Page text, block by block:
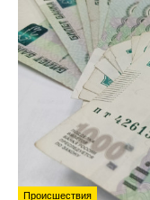
Происшествия